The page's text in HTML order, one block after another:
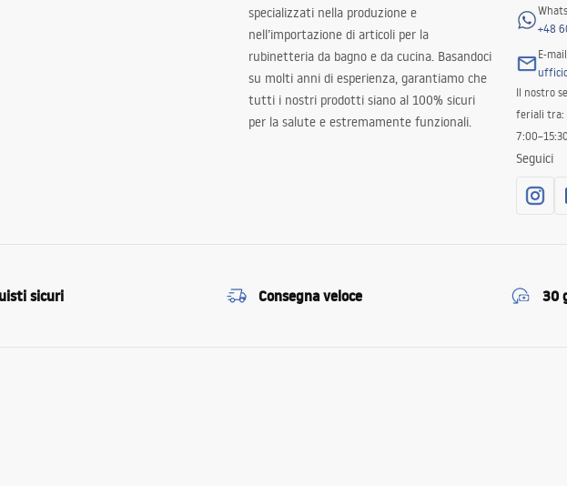
specializzati nella produzione e
nell’importazione di articoli per la
rubinetteria da bagno e da cucina. Basandoci
su molti anni di esperienza, garantiamo che
tutti i nostri prodotti siano al 100% sicuri
per la salute e estremamente funzionali.
+48
E-mail
Il nostro
feriali tra:
7:00–15:30
Seguici
sicuri Consegna veloce 30